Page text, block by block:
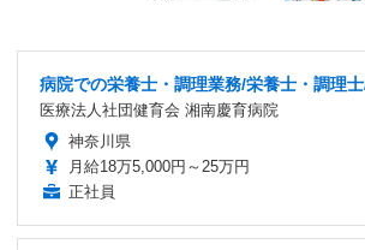
病院での栄養士・調理業務/栄養士・調理
医療法人社団健育会 湘南慶育病院
神奈川県
月給18万5,000円～25万円
正社員